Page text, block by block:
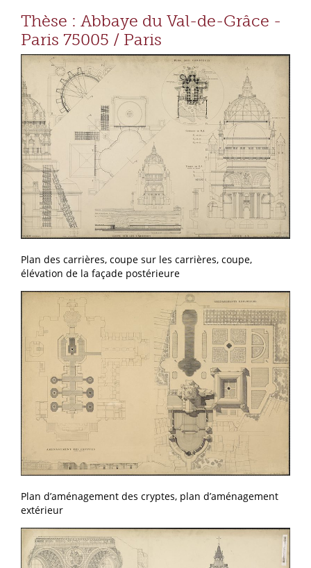
Thèse : Abbaye du Val-de-Grâce -
Paris 75005 / Paris
Plan des carrières, coupe sur les carrières, coupe,
élévation de la façade postérieure
Plan d’aménagement des cryptes, plan d’aménagement
extérieur